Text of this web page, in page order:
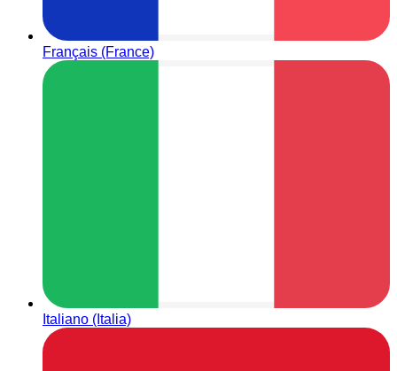
Français (France)
Italiano (Italia)